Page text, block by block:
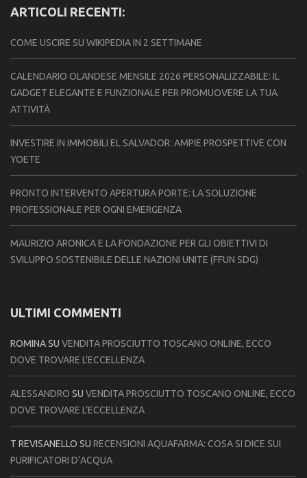
ARTICOLI RECENTI:
COME USCIRE SU WIKIPEDIA IN 2 SETTIMANE
CALENDARIO OLANDESE MENSILE 2026 PERSONALIZZABILE: IL
GADGET ELEGANTE E FUNZIONALE PER PROMUOVERE LA TUA
ATTIVITÀ
INVESTIRE IN IMMOBILI EL SALVADOR: AMPIE PROSPETTIVE CON
YOETE
PRONTO INTERVENTO APERTURA PORTE: LA SOLUZIONE
PROFESSIONALE PER OGNI EMERGENZA
MAURIZIO ARONICA E LA FONDAZIONE PER GLI OBIETTIVI DI
SVILUPPO SOSTENIBILE DELLE NAZIONI UNITE (FFUN SDG)
ULTIMI COMMENTI
ROMINASU VENDITA PROSCIUTTO TOSCANO ONLINE, ECCO
DOVE TROVARE L’ECCELLENZA
ALESSANDRO SU VENDITA PROSCIUTTO TOSCANO ONLINE, ECCO
DOVE TROVARE L’ECCELLENZA
T REVISANELLO SU RECENSIONI AQUAFARMA: COSA SI DICE SUI
PURIFICATORI D’ACQUA